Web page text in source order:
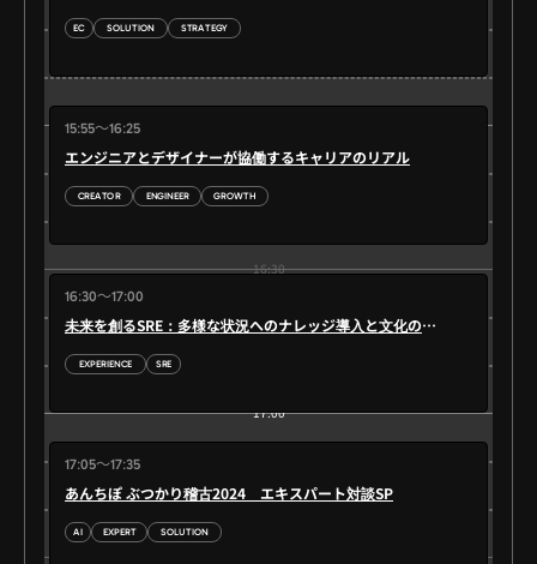
EC SOLUTION STRATEGY
15:55～16:25
エンジニアとデザイナーが協働するキャリアのリアル
CREATOR ENGINEER GROWTH
16:30～17:00
未来を創るSRE：多様な状況へのナレッジ導入と文化の醸成
EXPERIENCE SRE
17:05～17:35
あんちぽ ぶつかり稽古2024 エキスパート対談SP
AI EXPERT SOLUTION
16:30
17:00